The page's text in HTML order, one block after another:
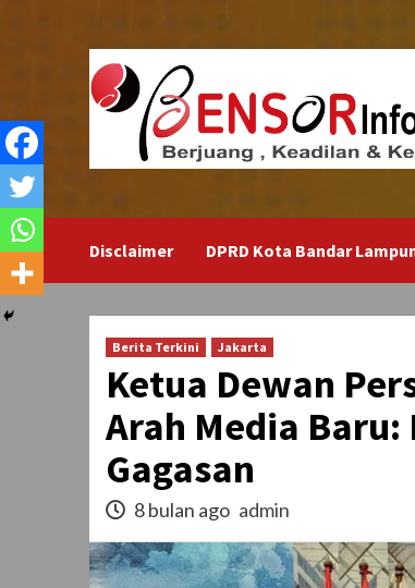
Disclaimer DPRD Kota Bandar
Berita Terkini Jakarta
Ketua Dewan
Arah Media Baru:
Gagasan
8 bulan ago admin